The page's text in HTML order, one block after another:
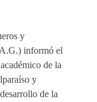
y
informó el
de la
y
de la